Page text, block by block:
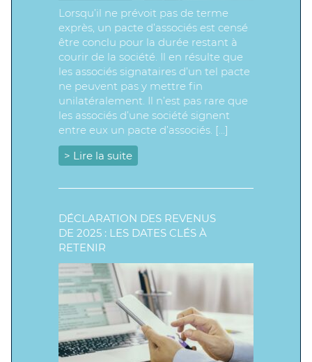
Lorsqu’il ne prévoit pas de terme
exprès, un pacte d’associés est censé
être conclu pour la durée restant à
courir de la société. Il en résulte que
les associés signataires d’un tel pacte
ne peuvent pas y mettre fin
unilatéralement. Il n’est pas rare que
les associés d’une société signent
entre eux un pacte d’associés. […]
> Lire la suite
DÉCLARATION DES REVENUS
DE 2025 : LES DATES CLÉS À
RETENIR